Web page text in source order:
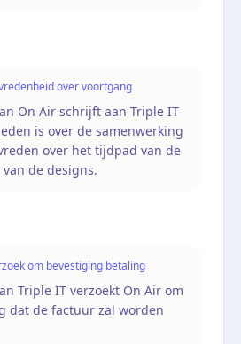
over voortgang
On Air schrijft aan Triple IT
is over de samenwerking
over het tijdpad van de
de designs.
om bevestiging betaling
Triple IT verzoekt On Air om
dat de factuur zal worden